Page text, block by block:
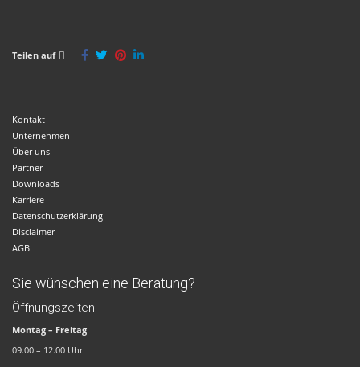
Teilen auf
Kontakt
Unternehmen
Über uns
Partner
Downloads
Karriere
Datenschutzerklärung
Disclaimer
AGB
Sie wünschen eine Beratung?
Öffnungszeiten
Montag – Freitag
09.00 – 12.00 Uhr